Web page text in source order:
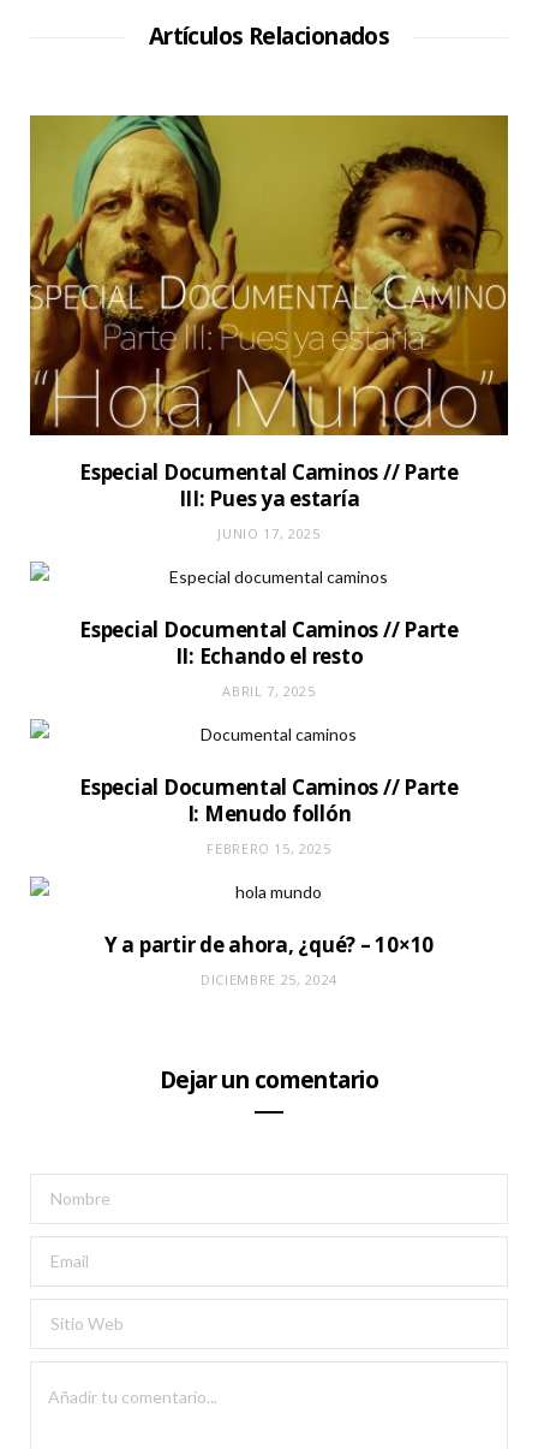
W
Artículos Relacionados
Especial Documental Caminos // Parte
III: Pues ya estaría
JUNIO 17, 2025
Especial Documental Caminos // Parte
II: Echando el resto
ABRIL 7, 2025
Especial Documental Caminos // Parte
I: Menudo follón
FEBRERO 15, 2025
Y a partir de ahora, ¿qué? – 10×10
DICIEMBRE 25, 2024
Dejar un comentario